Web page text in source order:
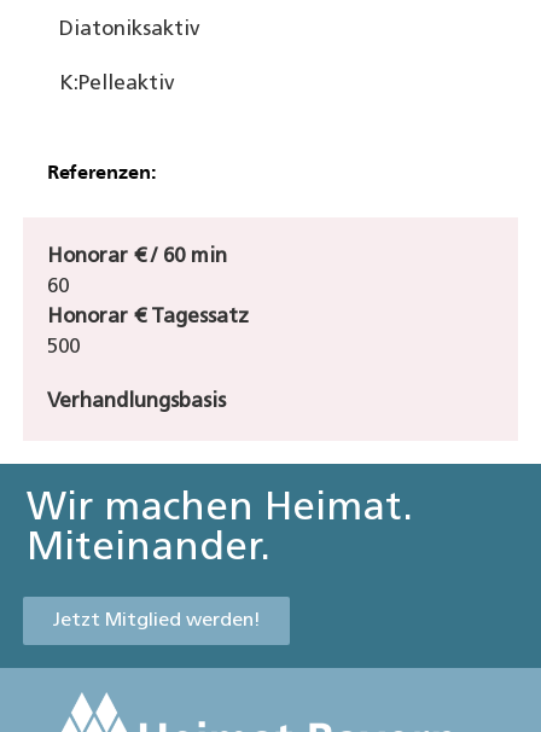
Diatoniksaktiv
K:Pelleaktiv
Referenzen:
Honorar € / 60 min
60
Honorar € Tagessatz
500
Verhandlungsbasis
Wir machen Heimat.
Miteinander.
Jetzt Mitglied werden!